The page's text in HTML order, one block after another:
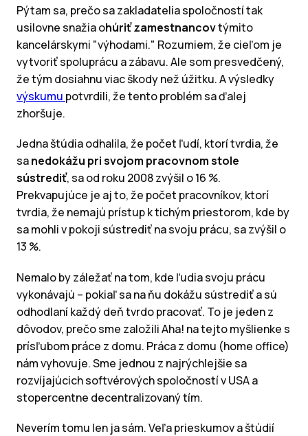
Pýtam sa, prečo sa zakladatelia spoločností tak
usilovne snažia ohúriť zamestnancovtýmito
kancelárskymi "výhodami." Rozumiem, že cieľom je
vytvoriť spoluprácu a zábavu. Ale som presvedčený,
že tým dosiahnu viac škody než úžitku. A výsledky
výskumu potvrdili, že tento problém sa ďalej
zhoršuje.
Jedna štúdia odhalila, že počet ľudí, ktorí tvrdia, že
sanedokážu pri svojom pracovnom stole
sústrediť, sa od roku 2008 zvýšil o 16 %.
Prekvapujúce je aj to, že počet pracovníkov, ktorí
tvrdia, že nemajú prístup k tichým priestorom, kde by
sa mohli v pokoji sústrediť na svoju prácu, sa zvýšil o
13 %.
Nemalo by záležať na tom, kde ľudia svoju prácu
vykonávajú – pokiaľ sa na ňu dokážu sústrediť a sú
odhodlaní každý deň tvrdo pracovať. To je jeden z
dôvodov, prečo sme založili Aha! na tejto myšlienke s
prísľubom práce z domu. Práca z domu (home office)
nám vyhovuje. Sme jednou z najrýchlejšie sa
rozvíjajúcich softvérových spoločností v USA a
stopercentne decentralizovaný tím.
Neverím tomu len ja sám. Veľa prieskumov a štúdií